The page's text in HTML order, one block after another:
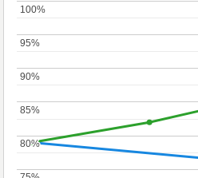
80%
80%
85%
85%
90%
90%
95%
95%
100%
100%